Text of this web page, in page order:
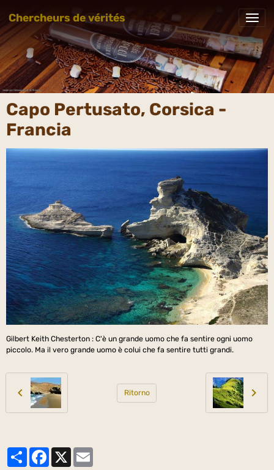
Chercheurs de vérités
Capo Pertusato, Corsica -
Francia
Gilbert Keith Chesterton : C'è un grande uomo che fa sentire ogni uomo
piccolo. Ma il vero grande uomo è colui che fa sentire tutti grandi.
Ritorno
PartagerFacebook